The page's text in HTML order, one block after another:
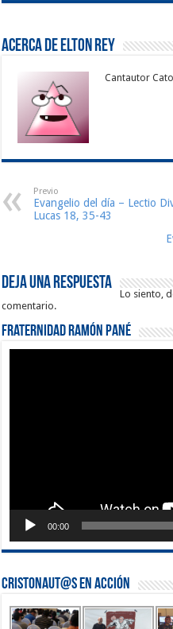
Acerca de Elton Rey
Cantautor
Previo
Evangelio del día – Lectio
Lucas 18, 35-43
Deja una respuesta
Lo siento,
comentario.
Fraternidad Ramón Pané
00:00
Cristonaut@s en Acción